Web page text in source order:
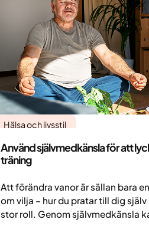
Hälsa och livsstil
Använd självmedkänsla för att
träning
Att förändra vanor är sällan bara
om vilja – hur du pratar till dig själv
stor roll. Genom självmedkänsla